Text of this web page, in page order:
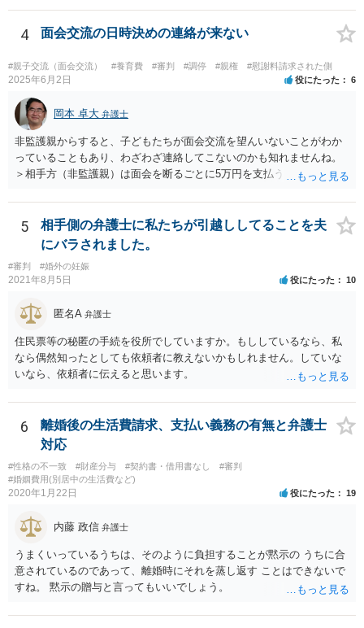
4 面会交流の日時決めの連絡が来ない
#親子交流（面会交流） #養育費 #審判 #調停 #親権 #慰謝料請求された側
2025年6月2日 役にたった 6
岡本 卓大 弁護士
非監護親からすると、子どもたちが面会交流を望んいないことがわか
っていることもあり、わざわざ連絡してこないのかも知れませんね。
＞相手方（非監護親）は面会を断るごとに5万円を支払うことを取決め
当に何が何でも面会交流したい（子どもたちと会いたい）と言うより
は、あなたに対する嫌がらせだった可能性もあるように思います（そ
ういう男はDV・虐待系の男には珍しくありません。）。 面会交流とは
親の権利ではなく、『子どものため』のものです。 子どもたちの年齢
（自分の気持ちを言える年齢）を考えても、無理に面会交流をする必
要もありません。 相手から面会交流を行うことについての申し出があ
ったときに対応すれば十分だと思います。 仮に相手から、面会交流さ
せなかった（連絡をしてこなかった）と慰謝料請求してきたとして
も、そのような請求は、まず認められません。 ご心配であれば、審判
書を持参して、お近くの弁護士に法律相談してみてください。
5
相手側の弁護士に私たちが引越ししてることを夫
にバラされました。
#審判 #婚外の妊娠
2021年8月5日 役にたった 10
匿名A 弁護士
住民票等の秘匿の手続を役所でしていますか。もししているなら、私
なら偶然知ったとしても依頼者に教えないかもしれません。していな
いなら、依頼者に伝えると思います。
6
離婚後の生活費請求、支払い義務の有無と弁護士
対応
#性格の不一致 #財産分与 #契約書・借用書なし
#審判
#婚姻費用(別居中の生活費など)
2020年1月22日 役にたった 19
内藤 政信 弁護士
うまくいっているうちは、そのように負担することが黙示の うちに合
意されているのであって、離婚時にそれを蒸し返す ことはできないで
すね。 黙示の贈与と言ってもいいでしょう。